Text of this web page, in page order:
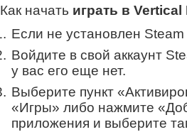
Как начать играть в
Если не установлен
Войдите в свой аккаунт
у вас его еще нет.
Выберите пункт
«Игры» либо нажмите
приложения и выберите